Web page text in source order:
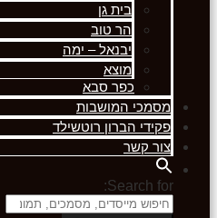
בית גן
הר טוב
יבנאל – ימה
מוצא
כפר סבא
מסמכי המושבות
פקידי הברון רוטשילד
צור קשר
Search for: